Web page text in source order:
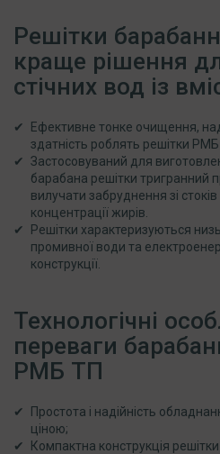
Решітки
краще рішення
стічних вод із
Ефективне тонке очищення,
здатність роблять решітки
Застосовуваний для
барабана решітки тригранний
вилучати забруднення зі
концентрації жирів.
Решітки характеризуються
промивної води та
конструкції.
Технологічні
переваги
РМБ ТП
Простота і надійність
ціною;
Компактна конструкція